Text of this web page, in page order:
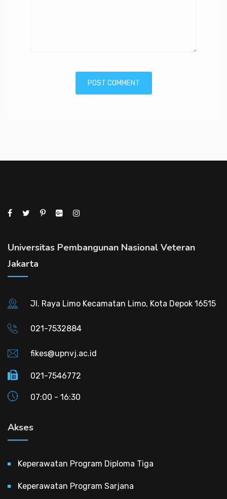
Universitas Pembangunan Nasional Veteran
Jakarta
Jl. Raya Limo Kecamatan Limo, Kota Depok 16515
021-7532884
fikes@upnvj.ac.id
021-7546772
07:00 - 16:30
Akses
Keperawatan Program Diploma Tiga
Keperawatan Program Sarjana